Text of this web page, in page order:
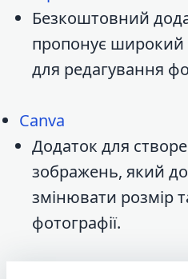
Безкоштовний
пропонує широкий
для редагування
Canva
Додаток для
зображень, який
змінювати розмір
фотографії.